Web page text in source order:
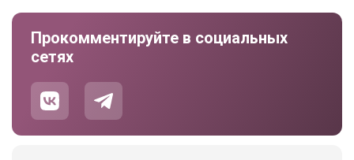
Прокомментируйте в социальных
сетях